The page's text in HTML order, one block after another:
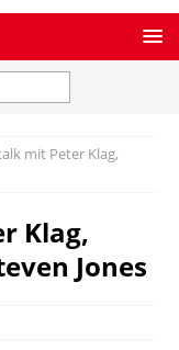
mit Peter Klag,
Klag,
Jones